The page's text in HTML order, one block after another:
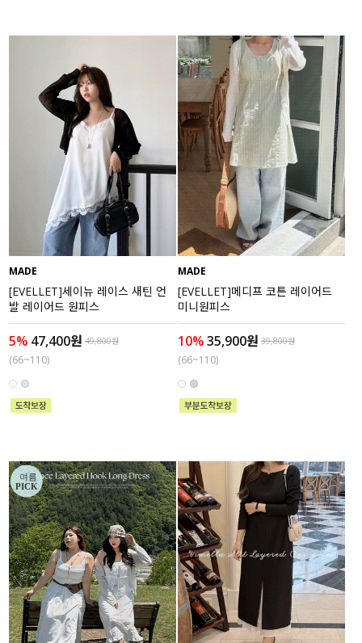
MADE
[EVELLET]세이뉴 레이스 새틴 언
발 레이어드 원피스
5% 47,400원 49,800원
(66~110)
MADE
[EVELLET]메디프 코튼 레이어드
미니원피스
10%35,900원 39,800원
(66~110)